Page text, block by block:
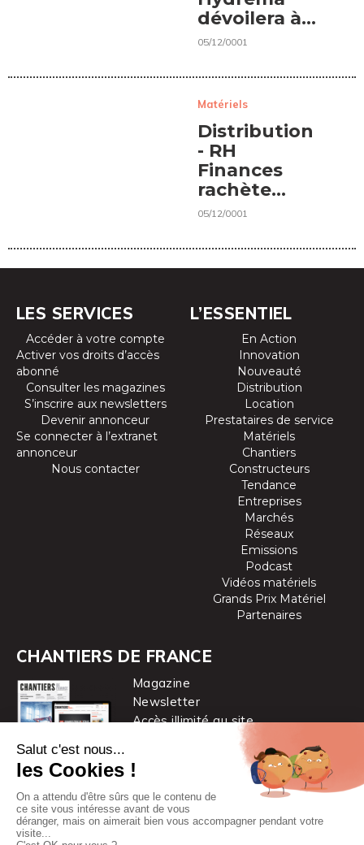
dévoilera à
Bauma 2019
05/12/0001
Matériels
Distribution
- RH
Finances
rachète
Lheureux
05/12/0001
LES SERVICES
Accéder à votre compte
Activer vos droits d’accès
abonné
Consulter les magazines
S’inscrire aux newsletters
Devenir annonceur
Se connecter à l’extranet
annonceur
Nous contacter
L’ESSENTIEL
En Action
Innovation
Nouveauté
Distribution
Location
Prestataires de service
Matériels
Chantiers
Constructeurs
Tendance
Entreprises
Marchés
Réseaux
Emissions
Podcast
Vidéos matériels
Grands Prix Matériel
Partenaires
CHANTIERS DE FRANCE
Magazine
Newsletter
Accès illimité au site